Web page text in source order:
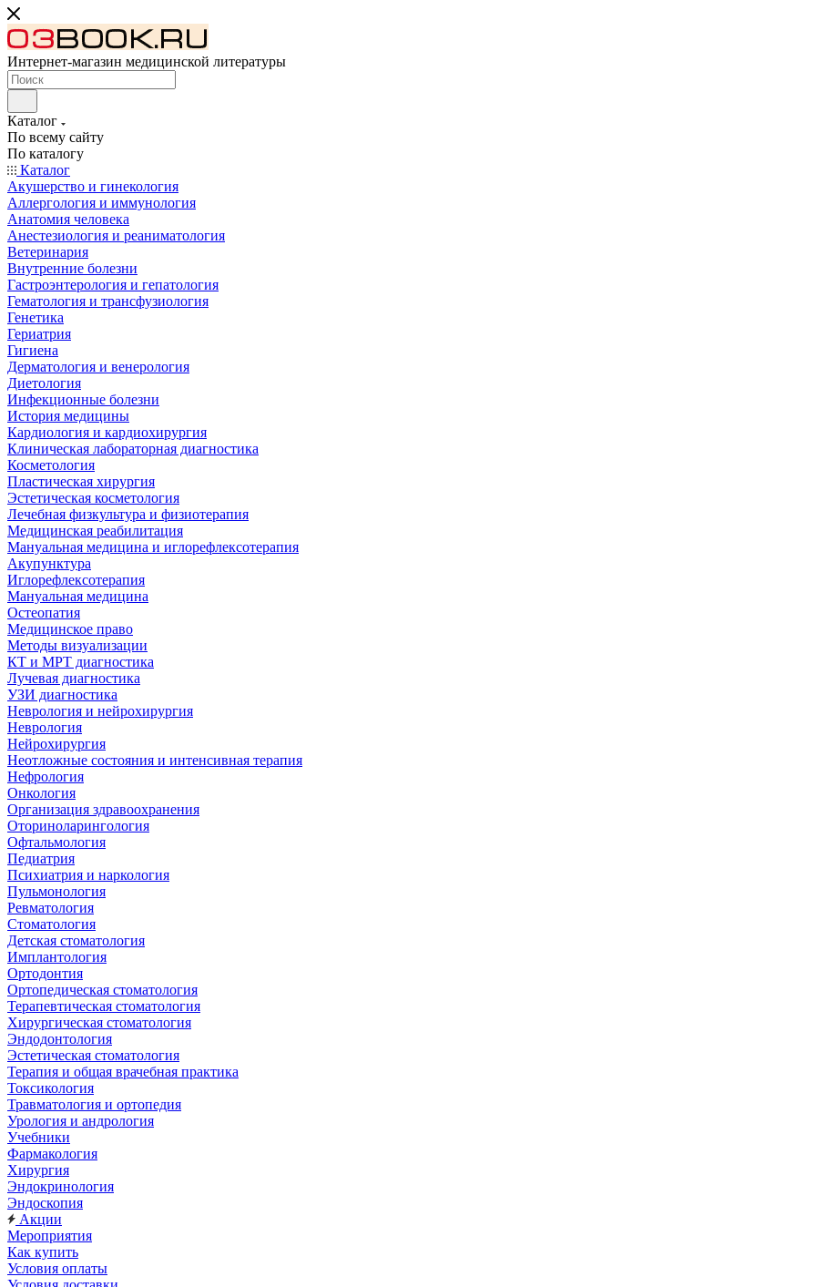
Интернет-магазин медицинской литературы
Каталог
По всему сайту
По каталогу
Каталог
Акушерство и гинекология
Аллергология и иммунология
Анатомия человека
Анестезиология и реаниматология
Ветеринария
Внутренние болезни
Гастроэнтерология и гепатология
Гематология и трансфузиология
Генетика
Гериатрия
Гигиена
Дерматология и венерология
Диетология
Инфекционные болезни
История медицины
Кардиология и кардиохирургия
Клиническая лабораторная диагностика
Косметология
Пластическая хирургия
Эстетическая косметология
Лечебная физкультура и физиотерапия
Медицинская реабилитация
Мануальная медицина и иглорефлексотерапия
Акупунктура
Иглорефлексотерапия
Мануальная медицина
Остеопатия
Медицинское право
Методы визуализации
КТ и МРТ диагностика
Лучевая диагностика
УЗИ диагностика
Неврология и нейрохирургия
Неврология
Нейрохирургия
Неотложные состояния и интенсивная терапия
Нефрология
Онкология
Организация здравоохранения
Оториноларингология
Офтальмология
Педиатрия
Психиатрия и наркология
Пульмонология
Ревматология
Стоматология
Детская стоматология
Имплантология
Ортодонтия
Ортопедическая стоматология
Терапевтическая стоматология
Хирургическая стоматология
Эндодонтология
Эстетическая стоматология
Терапия и общая врачебная практика
Токсикология
Травматология и ортопедия
Урология и андрология
Учебники
Фармакология
Хирургия
Эндокринология
Эндоскопия
Акции
Мероприятия
Как купить
Условия оплаты